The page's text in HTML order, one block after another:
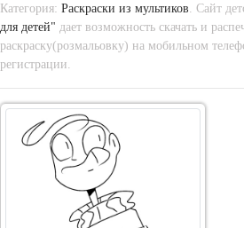
Категория: Раскраски из мультиков. Сайт
для детей" дает возможность скачать и
раскраску(розмальовку) на мобильном
регистрации.